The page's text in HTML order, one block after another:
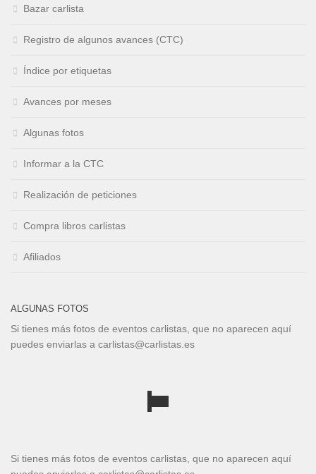
Bazar carlista
Registro de algunos avances (CTC)
Índice por etiquetas
Avances por meses
Algunas fotos
Informar a la CTC
Realización de peticiones
Compra libros carlistas
Afiliados
ALGUNAS FOTOS
Si tienes más fotos de eventos carlistas, que no aparecen aquí
puedes enviarlas a carlistas@carlistas.es
Si tienes más fotos de eventos carlistas, que no aparecen aquí